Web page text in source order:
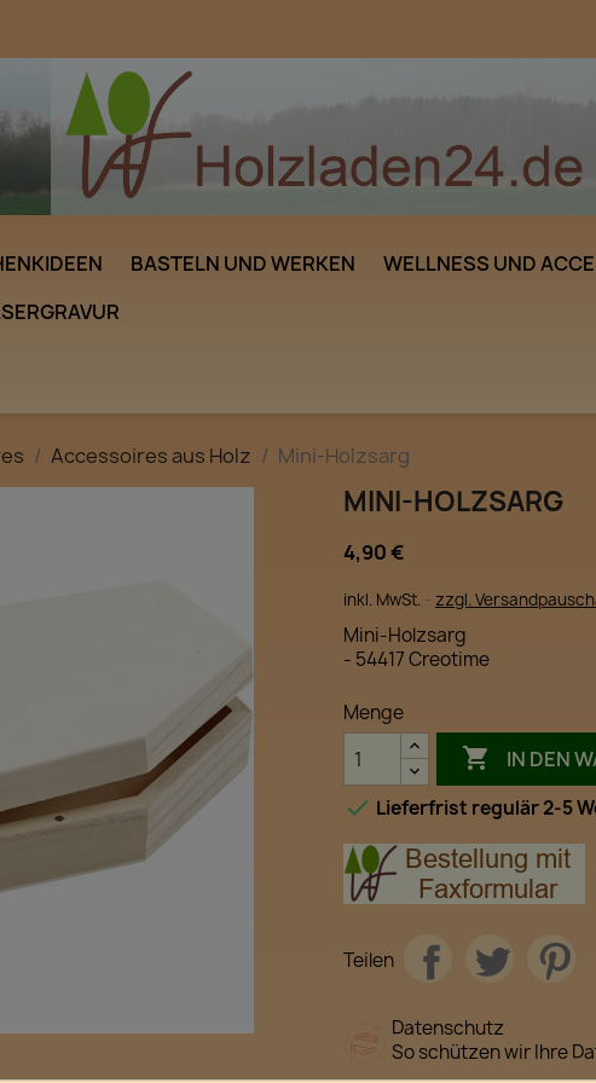
BASTELN UND WERKEN WELLNESS UND
Accessoires aus Holz Mini-Holzsarg
MINI-HOLZSARG
4,90 €
inkl. MwSt. zzgl.
Mini-Holzsarg
- 54417 Creotime
Menge
 IN DEN
 Lieferfrist regulär 2-5
Teilen
Datenschutz
So schützen wir Ihre